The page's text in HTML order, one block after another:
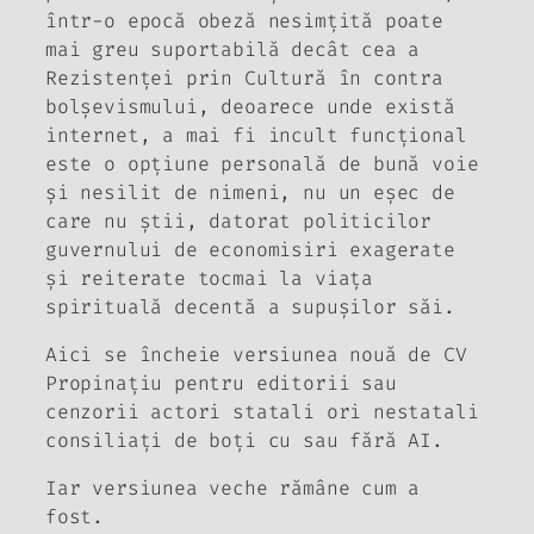
într-o epocă obeză nesimțită poate
mai greu suportabilă decât cea a
Rezistenței prin Cultură în contra
bolșevismului, deoarece unde există
internet, a mai fi incult funcțional
este o opțiune personală de bună voie
și nesilit de nimeni, nu un eșec de
care nu știi, datorat politicilor
guvernului de economisiri exagerate
și reiterate tocmai la viața
spirituală decentă a supușilor săi.
Aici se încheie versiunea nouă de CV
Propinațiu pentru editorii sau
cenzorii actori statali ori nestatali
consiliați de boți cu sau fără AI.
Iar versiunea veche rămâne cum a
fost.